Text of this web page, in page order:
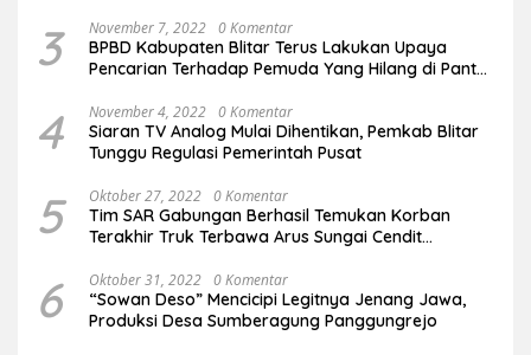
3 November 7, 2022 0 Komentar
BPBD Kabupaten Blitar Terus Lakukan Upaya
Pencarian Terhadap Pemuda Yang Hilang di Pantai
4 November 4, 2022 0 Komentar
Siaran TV Analog Mulai Dihentikan, Pemkab Blitar
Tunggu Regulasi Pemerintah Pusat
5 Oktober 27, 2022 0 Komentar
Tim SAR Gabungan Berhasil Temukan Korban
Terakhir Truk Terbawa Arus Sungai Cendit
6 Oktober 31, 2022 0 Komentar
“Sowan Deso” Mencicipi Legitnya Jenang Jawa,
Produksi Desa Sumberagung Panggungrejo